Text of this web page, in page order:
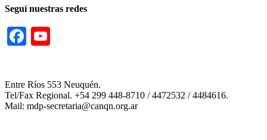
Seguí nuestras redes
Facebook
Entre Ríos 553 Neuquén.
Tel/Fax Regional. +54 299 448-8710 / 4472532 / 4484616.
Mail: mdp-secretaria@canqn.org.ar